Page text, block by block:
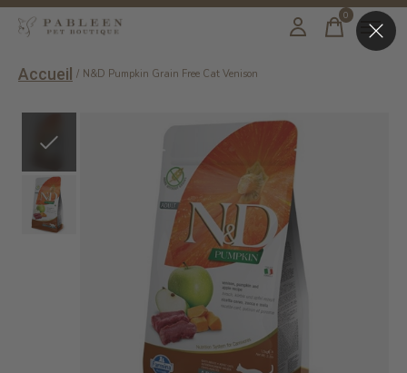
0items
Accueil / N&D Pumpkin Grain Free Cat Venison